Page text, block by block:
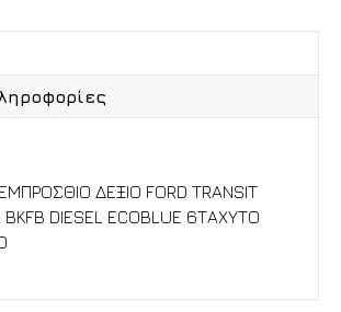
ΔΕΞΙΟ FORD TRANSIT
DIESEL ECOBLUE 6ΤΑΧΥΤΟ